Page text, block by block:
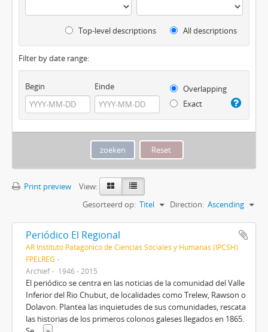
Top-level descriptions All descriptions
Filter by date range:
Begin Einde
Overlapping
Exact
Print preview
View:
Gesorteerd op: Titel Direction: Ascending
Periódico El Regional
AR Instituto Patagonico de Ciencias Sociales y Humanas (IPCSH)
FPELREG
Archief
1946 - 2015
El periódico se centra en las noticias de la comunidad del Valle
Inferior del Rio Chubut, de localidades como Trelew, Rawson o
Dolavon. Plantea las inquietudes de sus comunidades, rescata
las historias de los primeros colonos galeses llegados en 1865.